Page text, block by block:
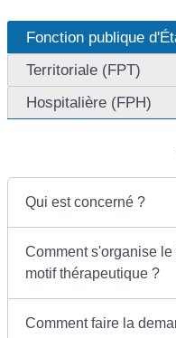
Fonction publique
Territoriale (FPT)
Hospitalière (FPH)
Qui est concerné ?
Comment s'organise
motif thérapeutique ?
Comment faire la